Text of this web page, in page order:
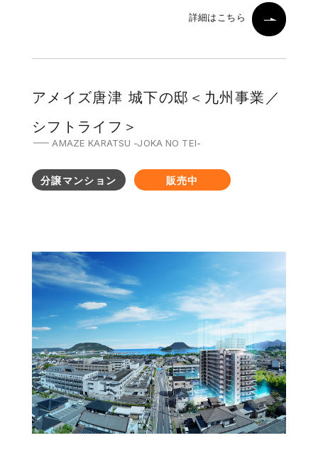
詳細はこちら
アメイズ唐津 城下の邸＜九州事業／
シフトライフ＞
AMAZE KARATSU -JOKA NO TEI-
分譲マンション 販売中